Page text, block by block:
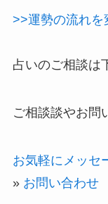
>>運勢の流れを
占いのご相談は
ご相談談やお問
お気軽にメッセ
» お問い合わせ